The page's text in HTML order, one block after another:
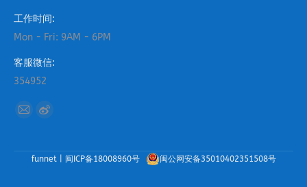
工作时间:
Mon - Fri: 9AM - 6PM
客服微信:
354952
找到我们：
Mail
opens
Weibo
opens
funnet | 闽ICP备18008960号 闽公网安备35010402351508号